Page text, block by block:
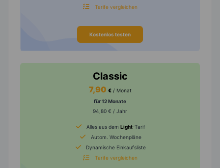
Tarife vergleichen
Kostenlos testen
Classic
7,90 € / Monat
für 12 Monate
94,80 € / Jahr
Alles aus dem Light-Tarif
Autom. Wochenpläne
Dynamische Einkaufsliste
Tarife vergleichen